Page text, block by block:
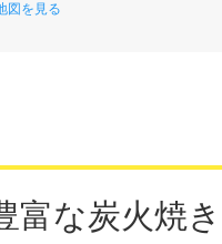
図を見る
な炭火焼き